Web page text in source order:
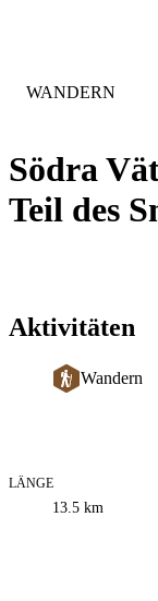
Södra
Teil des
KATEGORIE
WANDERN
Aktivitäten
Wandern
Informationen
zum
LÄNGE
13.5 km